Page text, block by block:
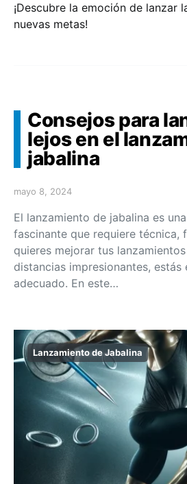
¡Descubre la emoción de lanzar
nuevas metas!
Consejos para
lejos en el
jabalina
mayo 8, 2024
El lanzamiento de jabalina es
fascinante que requiere técnica,
quieres mejorar tus
distancias impresionantes, estás
adecuado. En este…
Lanzamiento de Jabalina